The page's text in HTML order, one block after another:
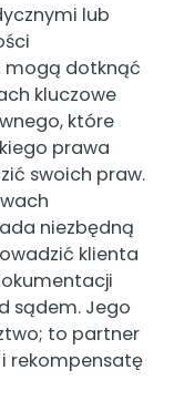
lub
mogą dotknąć
kluczowe
które
prawa
swoich praw.
niezbędną
klienta
sądem. Jego
to partner
rekompensatę